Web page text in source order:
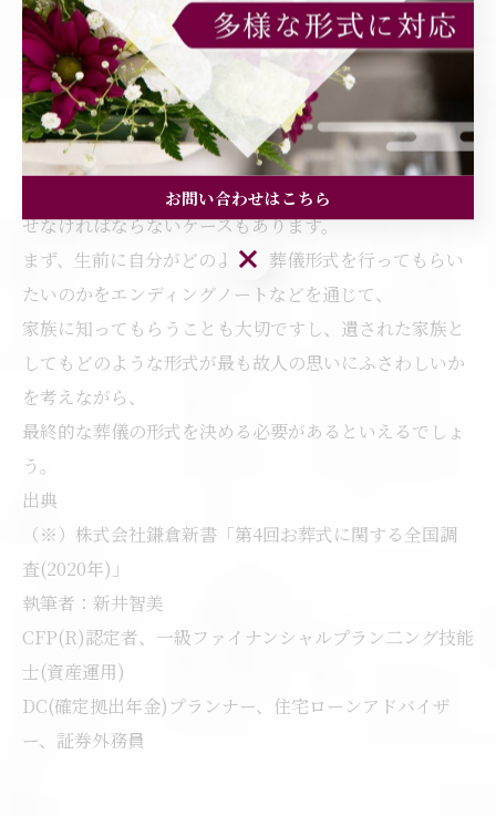
スが
主流となっていることが分かります。
まとめ
葬儀は、亡くなった人との最後の別れの儀式です。あま
り盛大に執り行ってほしくないという人もいますし、
故人の立場によっては、生前にお世話になった人に知ら
せなければならないケースもあります。
まず、生前に自分がどのような葬儀形式を行ってもらい
たいのかをエンディングノートなどを通じて、
家族に知ってもらうことも大切ですし、遺された家族と
してもどのような形式が最も故人の思いにふさわしいか
を考えながら、
最終的な葬儀の形式を決める必要があるといえるでしょ
う。
出典
（※）株式会社鎌倉新書「第4回お葬式に関する全国調
査(2020年)」
執筆者：新井智美
CFP(R)認定者、一級ファイナンシャルプラン二ング技能
士(資産運用)
DC(確定拠出年金)プランナー、住宅ローンアドバイザ
ー、証券外務員
お問い合わせはこちら
お問い合わせはこちら